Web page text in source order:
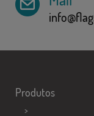
Produtos
>